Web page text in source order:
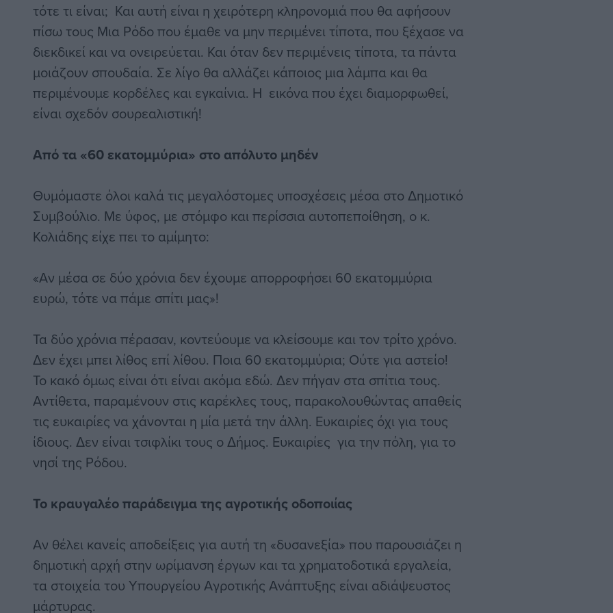
τότε τι είναι; Και αυτή είναι η χειρότερη κληρονομιά που θα αφήσουν
πίσω τους Μια Ρόδο που έμαθε να μην περιμένει τίποτα, που ξέχασε να
διεκδικεί και να ονειρεύεται. Και όταν δεν περιμένεις τίποτα, τα πάντα
μοιάζουν σπουδαία. Σε λίγο θα αλλάζει κάποιος μια λάμπα και θα
περιμένουμε κορδέλες και εγκαίνια. Η εικόνα που έχει διαμορφωθεί,
είναι σχεδόν σουρεαλιστική!
Από τα «60 εκατομμύρια» στο απόλυτο μηδέν
Θυμόμαστε όλοι καλά τις μεγαλόστομες υποσχέσεις μέσα στο Δημοτικό
Συμβούλιο. Με ύφος, με στόμφο και περίσσια αυτοπεποίθηση, ο κ.
Κολιάδης είχε πει το αμίμητο:
«Αν μέσα σε δύο χρόνια δεν έχουμε απορροφήσει 60 εκατομμύρια
ευρώ, τότε να πάμε σπίτι μας»!
Τα δύο χρόνια πέρασαν, κοντεύουμε να κλείσουμε και τον τρίτο χρόνο.
Δεν έχει μπει λίθος επί λίθου. Ποια 60 εκατομμύρια; Ούτε για αστείο!
Το κακό όμως είναι ότι είναι ακόμα εδώ. Δεν πήγαν στα σπίτια τους.
Αντίθετα, παραμένουν στις καρέκλες τους, παρακολουθώντας απαθείς
τις ευκαιρίες να χάνονται η μία μετά την άλλη. Ευκαιρίες όχι για τους
ίδιους. Δεν είναι τσιφλίκι τους ο Δήμος. Ευκαιρίες για την πόλη, για το
νησί της Ρόδου.
Το κραυγαλέο παράδειγμα της αγροτικής οδοποιίας
Αν θέλει κανείς αποδείξεις για αυτή τη «δυσανεξία» που παρουσιάζει η
δημοτική αρχή στην ωρίμανση έργων και τα χρηματοδοτικά εργαλεία,
τα στοιχεία του Υπουργείου Αγροτικής Ανάπτυξης είναι αδιάψευστος
μάρτυρας.